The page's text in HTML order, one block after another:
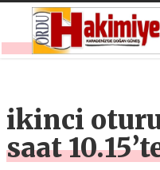
ikinci
saat